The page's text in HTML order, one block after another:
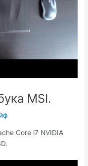
MSI.
Core i7 NVIDIA